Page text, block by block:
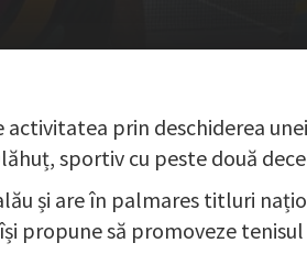
prin deschiderea
sportiv cu peste două
și are în palmares titluri
propune să promoveze